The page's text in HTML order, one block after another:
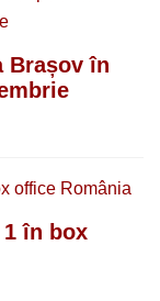
Brașov în
în box